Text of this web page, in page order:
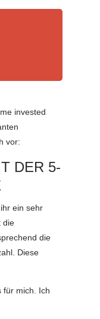
invested
vor:
DER 5-
ein sehr
die
die
Diese
für mich. Ich